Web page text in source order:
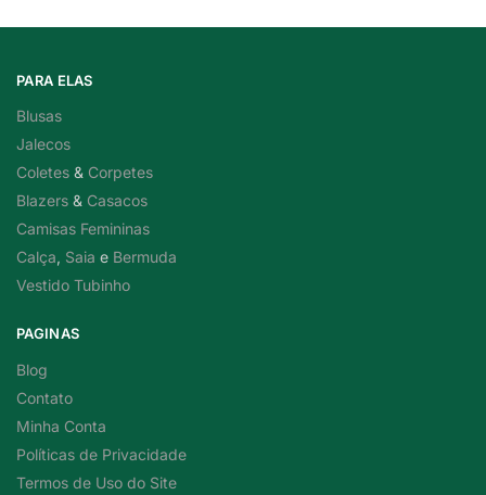
PARA ELAS
Blusas
Jalecos
Coletes & Corpetes
Blazers & Casacos
Camisas Femininas
Calça, Saia e Bermuda
Vestido Tubinho
PAGINAS
Blog
Contato
Minha Conta
Políticas de Privacidade
Termos de Uso do Site